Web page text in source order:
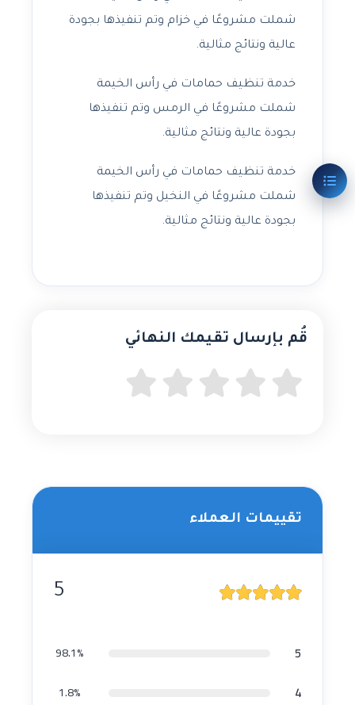
شملت مشروعًا في خزام وتم تنفيذها بجودة
عالية ونتائج مثالية.
خدمة تنظيف حمامات في رأس الخيمة
شملت مشروعًا في الرمس وتم تنفيذها
بجودة عالية ونتائج مثالية.
خدمة تنظيف حمامات في رأس الخيمة
شملت مشروعًا في النخيل وتم تنفيذها
بجودة عالية ونتائج مثالية.
قُم بإرسال تقيمك النهائي
تقييمات العملاء
5
5
98.1%
4
1.8%